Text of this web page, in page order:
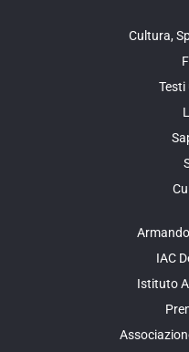
Cultura,
Testi
IAC
Istituto